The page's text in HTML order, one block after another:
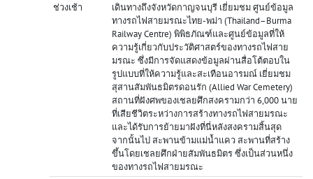
ช่วงเช้า
เดินทางถึงจังหวัดกาญจนบุรี เยี่ยมชม ศูนย์ข้อมูล
ทางรถไฟสายมรณะไทย-พม่า (Thailand–Burma
Railway Centre) พิพิธภัณฑ์และศูนย์ข้อมูลที่ให้
ความรู้เกี่ยวกับประวัติศาสตร์ของทางรถไฟสาย
มรณะ ซึ่งมีการจัดแสดงข้อมูลผ่านสื่อโต้ตอบใน
รูปแบบที่ให้ความรู้และสะเทือนอารมณ์ เยี่ยมชม
สุสานสัมพันธมิตรดอนรัก (Allied War Cemetery)
สถานที่ฝังศพของเชลยศึกสงครามกว่า 6,000 นาย
ที่เสียชีวิตระหว่างการสร้างทางรถไฟสายมรณะ
และได้รับการย้ายมาฝังที่นี่หลังสงครามสิ้นสุด
จากนั้นไป สะพานข้ามแม่น้ำแคว สะพานที่สร้าง
ขึ้นโดยเชลยศึกฝ่ายสัมพันธมิตร ซึ่งเป็นส่วนหนึ่ง
ของทางรถไฟสายมรณะ